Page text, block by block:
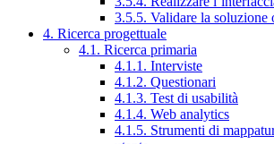
3.5.5. Validare la soluzione
4. Ricerca progettuale
4.1. Ricerca primaria
4.1.1. Interviste
4.1.2. Questionari
4.1.3. Test di usabilità
4.1.4. Web analytics
4.1.5. Strumenti di